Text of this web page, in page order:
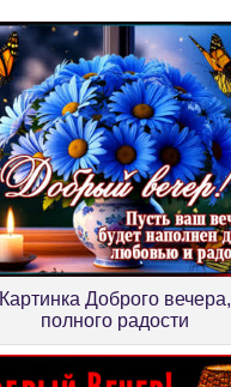
Картинка Доброго вечера,
полного радости